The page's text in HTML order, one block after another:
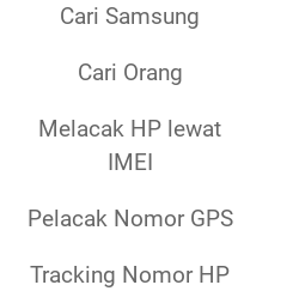
Cari Samsung
Cari Orang
Melacak HP lewat
IMEI
Pelacak Nomor GPS
Tracking Nomor HP